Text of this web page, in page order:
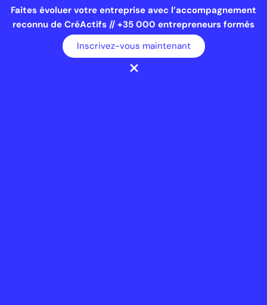
Faites évoluer votre entreprise avec l’accompagnement
reconnu de CréActifs // +35 000 entrepreneurs formés
Inscrivez-vous maintenant